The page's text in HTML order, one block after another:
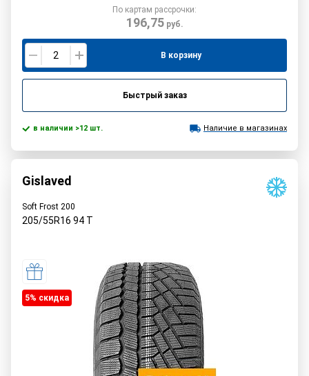
По картам рассрочки:
196,75руб.
В корзину
Быстрый заказ
в наличии >12 шт. Наличие в магазинах
Gislaved
Soft Frost 200
205/55R16 94 T
5% cкидка